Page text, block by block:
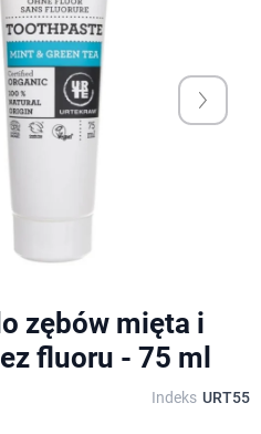
zębów mięta i
fluoru - 75 ml
Indeks URT55